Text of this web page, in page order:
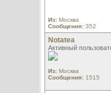
Из:Москва
Сообщения:352
Notatea
Активный
Из:Москва
Сообщения:1515